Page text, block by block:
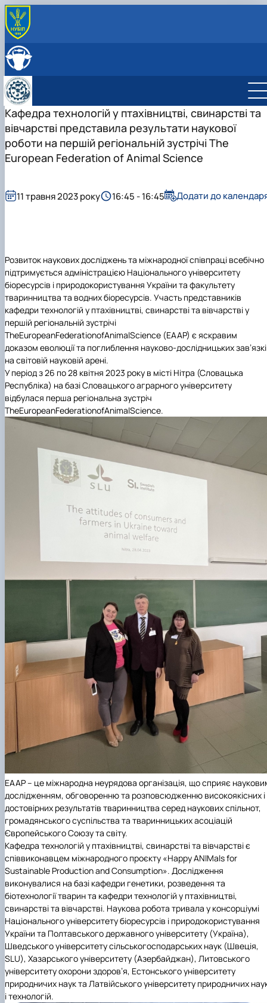
ПРО КАФЕДРУ
Співпраця з роботодавцями
Відеотур кафедрою
ОСВІТНЯ ДІЯЛЬНІСТЬ
Навчальні лабораторії
Сертифікатні курси
Фотогалерея
Робочі програми
Практика студентів
НАУКОВА ДІЯЛЬНІСТЬ
Наукова робота
Дорадча діяльність
Наукові гуртки
Підготовка аспірантів та докторантів
Наукові здобутки кафедри
МІЖНАРОДНА ДІЯЛЬНІСТЬ
Кафедра технологій у птахівництві, свинарстві та
вівчарстві представила результати наукової
роботи на першій регіональній зустрічі The
European Federation of Animal Science
Розвиток наукових досліджень та міжнародної співпраці всебічно
підтримується адміністрацією Національного університету
біоресурсів і природокористування України та факультету
тваринництва та водних біоресурсів. Участь представників
кафедри технологій у птахівництві, свинарстві та вівчарстві у
першій регіональній зустрічі
TheEuropeanFederationofAnimalScience (EAAP) є яскравим
доказом еволюції та поглиблення науково-дослідницьких
на світовій науковій арені.
Уперіод з 26 по 28 квітня 2023 року в місті Нітра (Словацька
Республіка) на базі Словацького аграрного університету
відбулася перша регіональна зустріч
TheEuropeanFederationofAnimalScience.
EAAP – це міжнародна неурядова організація, що сприяє
дослідженням, обговоренню та розповсюдженню високоякісних і
достовірних результатів тваринництва серед наукових спільнот,
громадянського суспільства та тваринницьких асоціацій
Європейського Союзу та світу.
Кафедра технологій у птахівництві, свинарстві та вівчарстві є
співвиконавцем міжнародного проєкту «Happy ANIMals for
Sustainable Production and Consumption». Дослідження
виконувалися на базі кафедри генетики, розведення та
біотехнології тварин та кафедри технологій у птахівництві,
свинарстві та вівчарстві. Наукова робота тривала у консорціумі
Національного університету біоресурсів і природокористування
України та Полтавського державного університету (Україна),
Шведського університету сільськогосподарських наук (Швеція,
SLU), Хазарського університету (Азербайджан), Литовського
університету охорони здоров’я, Естонського університету
природничих наук та Латвійського університету природничих
і технологій.
11 травня 2023 року 16:45 - 16:45 Додати до